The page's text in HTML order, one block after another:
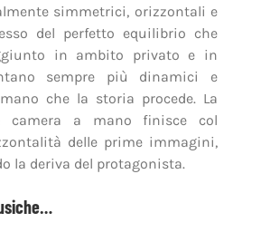
simmetrici, orizzontali e
del perfetto equilibrio che
in ambito privato e in
sempre più dinamici e
che la storia procede. La
camera a mano finisce col
delle prime immagini,
la deriva del protagonista.